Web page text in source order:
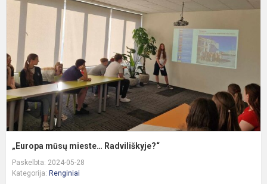
„Europa mūsų mieste… Radviliškyje?“
Paskelbta: 2024-05-28
Kategorija: Renginiai